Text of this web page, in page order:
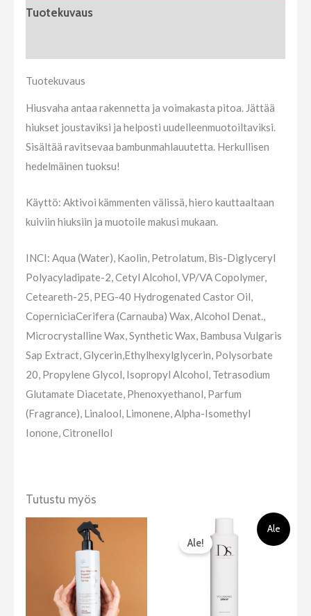
Tuotekuvaus
Tuotekuvaus
Hiusvaha antaa rakennetta ja voimakasta pitoa. Jättää
hiukset joustaviksi ja helposti uudelleenmuotoiltaviksi.
Sisältää ravitsevaa bambunmahlauutetta. Herkullisen
hedelmäinen tuoksu!
Käyttö: Aktivoi kämmenten välissä, hiero kauttaaltaan
kuiviin hiuksiin ja muotoile makusi mukaan.
INCI: Aqua (Water), Kaolin, Petrolatum, Bis-Diglyceryl
Polyacyladipate-2, Cetyl Alcohol, VP/VA Copolymer,
Ceteareth-25, PEG-40 Hydrogenated Castor Oil,
CoperniciaCerifera (Carnauba) Wax, Alcohol Denat.,
Microcrystalline Wax, Synthetic Wax, Bambusa Vulgaris
Sap Extract, Glycerin,Ethylhexylglycerin, Polysorbate
20, Propylene Glycol, Isopropyl Alcohol, Tetrasodium
Glutamate Diacetate, Phenoxyethanol, Parfum
(Fragrance), Linalool, Limonene, Alpha-Isomethyl
Ionone, Citronellol
Tutustu myös
Ale
Ale!
Alkuperäinen
hinta
oli:
23,50 €.
Nykyinen
hinta
14,90 €.